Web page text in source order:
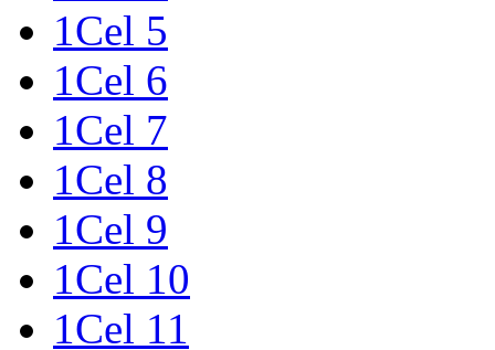
1Cel 5
1Cel 6
1Cel 7
1Cel 8
1Cel 9
1Cel 10
1Cel 11